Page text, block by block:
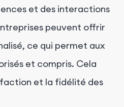
et des interactions
peuvent offrir
ce qui permet aux
et compris. Cela
et la fidélité des